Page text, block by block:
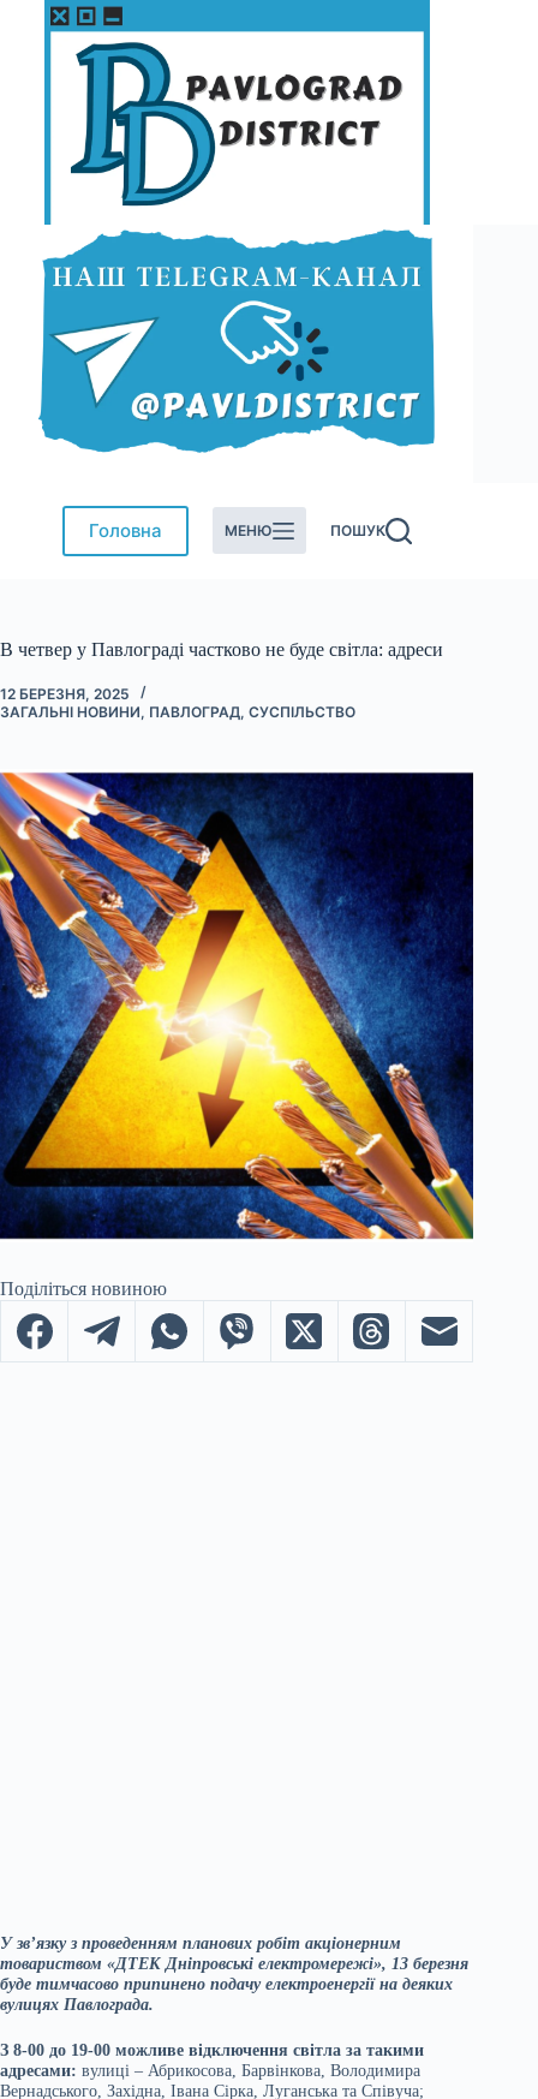
Перейти
Головна МЕНЮ ПОШУК
В четвер у Павлограді частково не буде світла: адреси
12 БЕРЕЗНЯ, 2025
ЗАГАЛЬНІ НОВИНИ, ПАВЛОГРАД, СУСПІЛЬСТВО
Поділіться новиною
У зв’язку з проведенням планових робіт акціонерним
товариством «ДТЕК Дніпровські електромережі», 13 березня
буде тимчасово припинено подачу електроенергії на деяких
вулицях Павлограда.
З 8-00 до 19-00 можливе відключення світла за такими
адресами: вулиці – Абрикосова, Барвінкова, Володимира
Вернадського, Західна, Івана Сірка, Луганська та Співуча;